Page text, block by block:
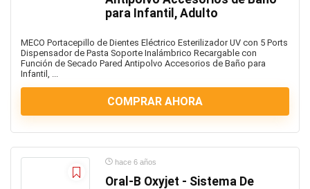
para Infantil, Adulto
MECO Portacepillo de Dientes Eléctrico Esterilizador UV con 5 Ports
Dispensador de Pasta Soporte Inalámbrico Recargable con
Función de Secado Pared Antipolvo Accesorios de Baño para
Infantil, ...
COMPRAR AHORA
hace 6 años
Oral-B Oxyjet - Sistema De